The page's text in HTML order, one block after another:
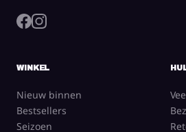
WINKEL
Nieuw binnen
Bestsellers
Seizoen